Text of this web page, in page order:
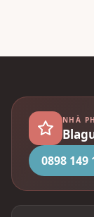
NHÀ
0898 149